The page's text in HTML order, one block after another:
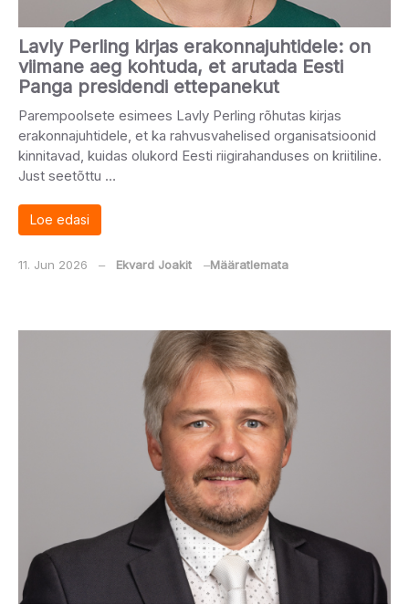
Lavly Perling kirjas erakonnajuhtidele: on
viimane aeg kohtuda, et arutada Eesti
Panga presidendi ettepanekut
Parempoolsete esimees Lavly Perling rõhutas kirjas
erakonnajuhtidele, et ka rahvusvahelised organisatsioonid
kinnitavad, kuidas olukord Eesti riigirahanduses on kriitiline.
Just seetõttu …
Loe edasi
11. Jun 2026 ‒ Ekvard Joakit ‒Määratlemata